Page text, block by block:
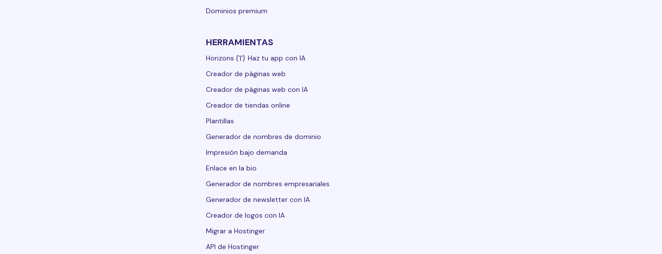
Dominios premium
HERRAMIENTAS
Horizons {'|'} Haz tu app con IA
Creador de páginas web
Creador de páginas web con IA
Creador de tiendas online
Plantillas
Generador de nombres de dominio
Impresión bajo demanda
Enlace en la bio
Generador de nombres empresariales
Generador de newsletter con IA
Creador de logos con IA
Migrar a Hostinger
API de Hostinger